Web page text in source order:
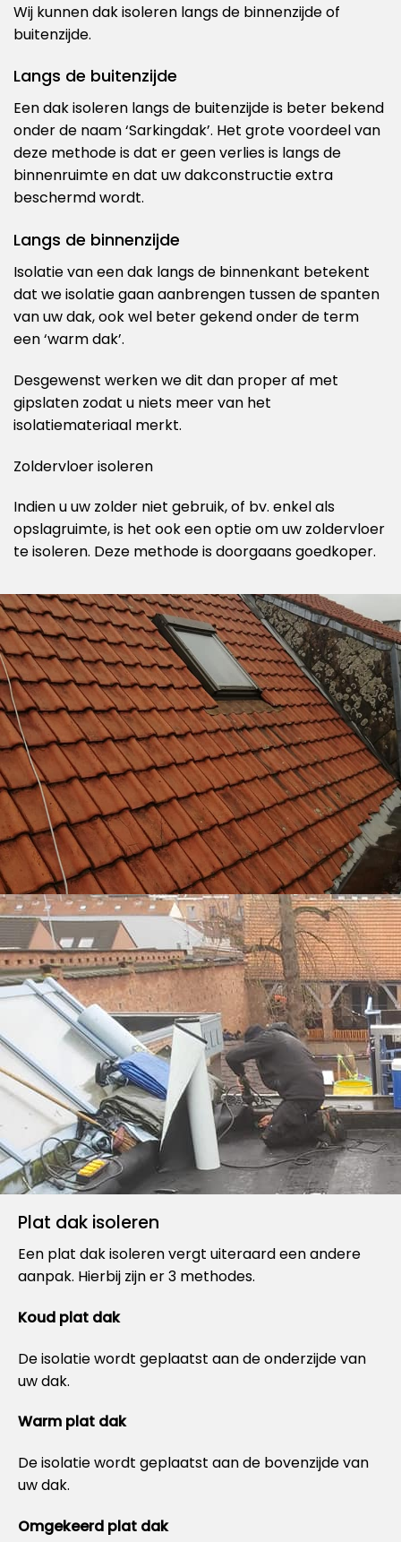
Wij kunnen dak isoleren langs de binnenzijde of
buitenzijde.
Langs de buitenzijde
Een dak isoleren langs de buitenzijde is beter bekend
onder de naam ‘Sarkingdak’. Het grote voordeel van
deze methode is dat er geen verlies is langs de
binnenruimte en dat uw dakconstructie extra
beschermd wordt.
Langs de binnenzijde
Isolatie van een dak langs de binnenkant betekent
dat we isolatie gaan aanbrengen tussen de spanten
van uw dak, ook wel beter gekend onder de term
een ‘warm dak’.
Desgewenst werken we dit dan proper af met
gipslaten zodat u niets meer van het
isolatiemateriaal merkt.
Zoldervloer isoleren
Indien u uw zolder niet gebruik, of bv. enkel als
opslagruimte, is het ook een optie om uw zoldervloer
te isoleren. Deze methode is doorgaans goedkoper.
Plat dak isoleren
Een plat dak isoleren vergt uiteraard een andere
aanpak. Hierbij zijn er 3 methodes.
Koud plat dak
De isolatie wordt geplaatst aan de onderzijde van
uw dak.
Warm plat dak
De isolatie wordt geplaatst aan de bovenzijde van
uw dak.
Omgekeerd plat dak